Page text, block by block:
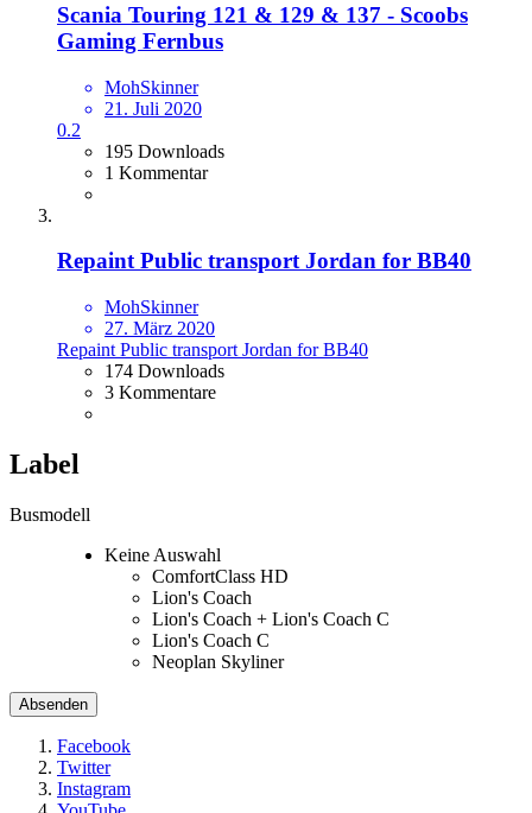
Scania Touring 121 & 129 & 137 - Scoobs
Gaming Fernbus
MohSkinner
21. Juli 2020
0.2
195 Downloads
1 Kommentar
Repaint Public transport Jordan for BB40
MohSkinner
27. März 2020
Repaint Public transport Jordan for BB40
174 Downloads
3 Kommentare
Label
Busmodell
Keine Auswahl
ComfortClass HD
Lion's Coach
Lion's Coach + Lion's Coach C
Lion's Coach C
Neoplan Skyliner
Facebook
Twitter
Instagram